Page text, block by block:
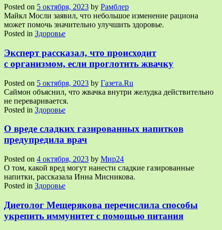
Posted on 5 октября, 2023 by Рамблер
Майкл Мосли заявил, что небольшое изменение рациона
может помочь значительно улучшить здоровье.
Posted in Здоровье
Эксперт рассказал, что происходит
с организмом, если проглотить жвачку
Posted on 5 октября, 2023 by Газета.Ru
Саймон объяснил, что жвачка внутри желудка действительно
не переваривается.
Posted in Здоровье
О вреде сладких газированных напитков
предупредила врач
Posted on 4 октября, 2023 by Мир24
О том, какой вред могут нанести сладкие газированные
напитки, рассказала Инна Мисникова.
Posted in Здоровье
Диетолог Мещерякова перечислила способы
укрепить иммунитет с помощью питания